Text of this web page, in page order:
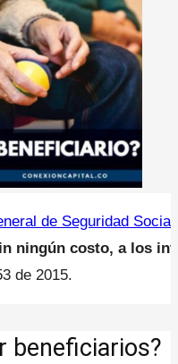
de Seguridad Social
ningún costo, a los
de 2015.
beneficiarios?